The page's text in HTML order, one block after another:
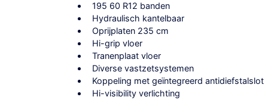
195 60 R12 banden
Hydraulisch kantelbaar
Oprijplaten 235 cm
Hi-grip vloer
Tranenplaat vloer
Diverse vastzetsystemen
Koppeling met geïntegreerd antidiefstalslot
Hi-visibility verlichting